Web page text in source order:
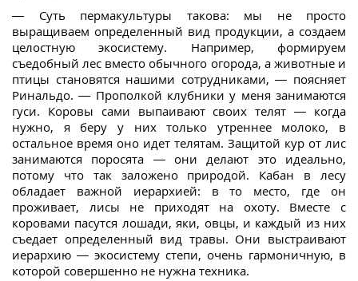
— Суть пермакультуры такова: мы не просто
выращиваем определенный вид продукции, а создаем
целостную экосистему. Например, формируем
съедобный лес вместо обычного огорода, а животные и
птицы становятся нашими сотрудниками, — поясняет
Ринальдо. — Прополкой клубники у меня занимаются
гуси. Коровы сами выпаивают своих телят — когда
нужно, я беру у них только утреннее молоко, в
остальное время оно идет телятам. Защитой кур от лис
занимаются поросята — они делают это идеально,
потому что так заложено природой. Кабан в лесу
обладает важной иерархией: в то место, где он
проживает, лисы не приходят на охоту. Вместе с
коровами пасутся лошади, яки, овцы, и каждый из них
съедает определенный вид травы. Они выстраивают
иерархию — экосистему степи, очень гармоничную, в
которой совершенно не нужна техника.